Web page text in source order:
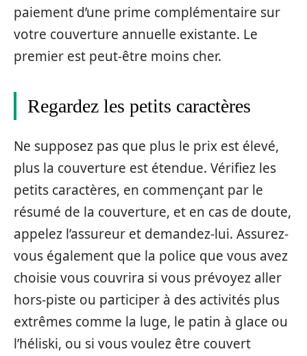
paiement d’une prime complémentaire sur
votre couverture annuelle existante. Le
premier est peut-être moins cher.
Regardez les petits caractères
Ne supposez pas que plus le prix est élevé,
plus la couverture est étendue. Vérifiez les
petits caractères, en commençant par le
résumé de la couverture, et en cas de doute,
appelez l’assureur et demandez-lui. Assurez-
vous également que la police que vous avez
choisie vous couvrira si vous prévoyez aller
hors-piste ou participer à des activités plus
extrêmes comme la luge, le patin à glace ou
l’héliski, ou si vous voulez être couvert